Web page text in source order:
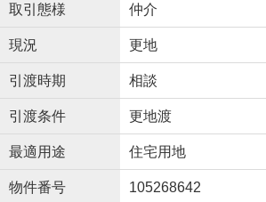
取引態様 仲介
現況 更地
引渡時期 相談
引渡条件 更地渡
最適用途 住宅用地
物件番号 105268642